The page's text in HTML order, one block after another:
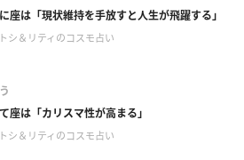
座は「現状維持を手放すと人生が飛躍する」
シ＆リティのコスモ占い
座は「カリスマ性が高まる」
シ＆リティのコスモ占い